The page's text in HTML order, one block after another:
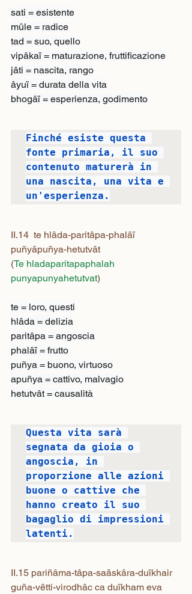
sati = esistente
mûle = radice
tad = suo, quello
vipâkaï = maturazione, fruttificazione
jâti = nascita, rango
âyuï = durata della vita
bhogâï = esperienza, godimento
Finché esiste questa
fonte primaria, il suo
contenuto maturerà in
una nascita, una vita e
un'esperienza.
II.14  te hlâda-paritâpa-phalâï
puñyâpuñya-hetutvât
(Te hladaparitapaphalah
punyapunyahetutvat)
te = loro, questi
hlâda = delizia
paritâpa = angoscia
phalâï = frutto
puñya = buono, virtuoso
apuñya = cattivo, malvagio
hetutvât = causalità
Questa vita sarà
segnata da gioia o
angoscia, in
proporzione alle azioni
buone o cattive che
hanno creato il suo
bagaglio di impressioni
latenti.
II.15 pariñâma-tâpa-saäskâra-duïkhair
guña-vëtti-virodhâc ca duïkham eva